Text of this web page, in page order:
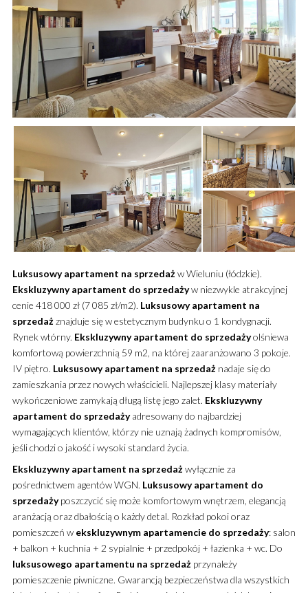
Luksusowy apartament na sprzedażw Wieluniu (łódzkie).
Ekskluzywny apartament do sprzedażyw niezwykle atrakcyjnej
cenie 418 000 zł (7 085 zł/m2). Luksusowy apartament na
sprzedażznajduje się w estetycznym budynku o 1 kondygnacji.
Rynek wtórny. Ekskluzywny apartament do sprzedażyolśniewa
komfortową powierzchnią 59 m2, na której zaaranżowano 3 pokoje.
IV piętro. Luksusowy apartament na sprzedażnadaje się do
zamieszkania przez nowych właścicieli. Najlepszej klasy materiały
wykończeniowe zamykają długą listę jego zalet. Ekskluzywny
apartament do sprzedażyadresowany do najbardziej
wymagających klientów, którzy nie uznają żadnych kompromisów,
jeśli chodzi o jakość i wysoki standard życia.
Ekskluzywny apartament na sprzedażwyłącznie za
pośrednictwem agentów WGN. Luksusowy apartament do
sprzedażyposzczycić się może komfortowym wnętrzem, elegancją
aranżacją oraz dbałością o każdy detal. Rozkład pokoi oraz
pomieszczeń w ekskluzywnym apartamencie do sprzedaży: salon
+ balkon + kuchnia + 2 sypialnie + przedpokój + łazienka + wc. Do
luksusowego apartamentu na sprzedażprzynależy
pomieszczenie piwniczne. Gwarancją bezpieczeństwa dla wszystkich